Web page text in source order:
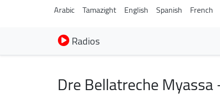
Arabic Tamazight English Spanish French
Radios
Dre Bellatreche